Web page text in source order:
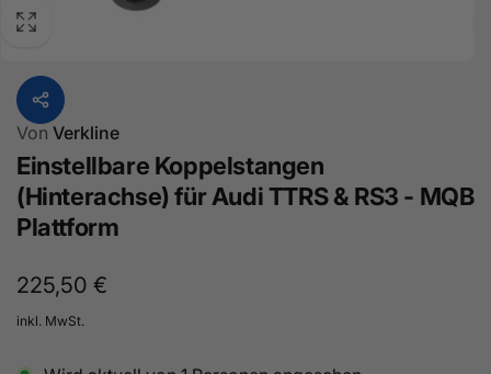
Von Verkline
Einstellbare Koppelstangen
(Hinterachse) für Audi TTRS & RS3 - MQB
Plattform
Normaler
Preis
225,50 €
inkl. MwSt.